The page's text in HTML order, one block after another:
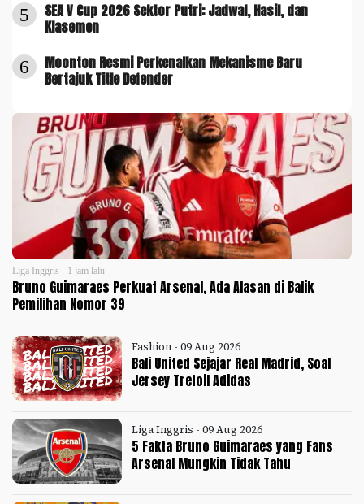
5
SEA V Cup 2026 Sektor Putri: Jadwal, Hasil, dan
Klasemen
6
Moonton Resmi Perkenalkan Mekanisme Baru
Bertajuk Title Defender
Liga Inggris - 1 jam lalu
Bruno Guimaraes Perkuat Arsenal, Ada Alasan di Balik
Pemilihan Nomor 39
Fashion - 09 Aug 2026
Bali United Sejajar Real Madrid, Soal
Jersey Trefoil Adidas
Liga Inggris - 09 Aug 2026
5 Fakta Bruno Guimaraes yang Fans
Arsenal Mungkin Tidak Tahu